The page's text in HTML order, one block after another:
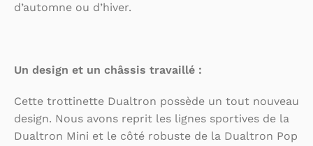
d’automne ou d’hiver.
Un design et un châssis travaillé :
Cette trottinette Dualtron possède un tout nouveau
design. Nous avons reprit les lignes sportives de la
Dualtron Mini et le côté robuste de la Dualtron Pop